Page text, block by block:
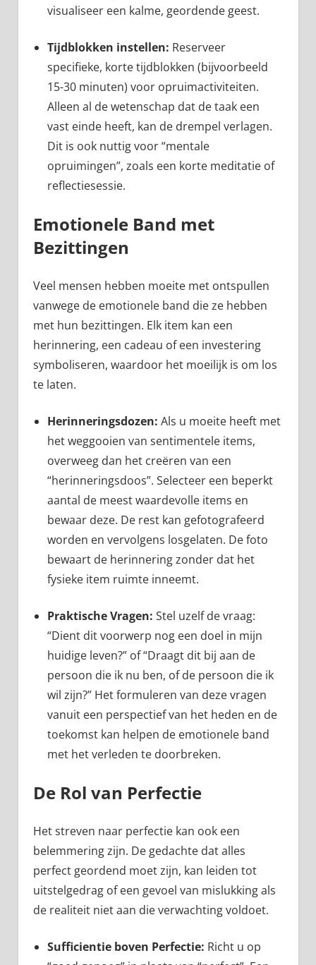
visualiseer een kalme, geordende geest.
Tijdblokken instellen: Reserveer
specifieke, korte tijdblokken (bijvoorbeeld
15-30 minuten) voor opruimactiviteiten.
Alleen al de wetenschap dat de taak een
vast einde heeft, kan de drempel verlagen.
Dit is ook nuttig voor “mentale
opruimingen”, zoals een korte meditatie of
reflectiesessie.
Emotionele Band met
Bezittingen
Veel mensen hebben moeite met ontspullen
vanwege de emotionele band die ze hebben
met hun bezittingen. Elk item kan een
herinnering, een cadeau of een investering
symboliseren, waardoor het moeilijk is om los
te laten.
Herinneringsdozen: Als u moeite heeft met
het weggooien van sentimentele items,
overweeg dan het creëren van een
“herinneringsdoos”. Selecteer een beperkt
aantal de meest waardevolle items en
bewaar deze. De rest kan gefotografeerd
worden en vervolgens losgelaten. De foto
bewaart de herinnering zonder dat het
fysieke item ruimte inneemt.
Praktische Vragen: Stel uzelf de vraag:
“Dient dit voorwerp nog een doel in mijn
huidige leven?” of “Draagt dit bij aan de
persoon die ik nu ben, of de persoon die ik
wil zijn?” Het formuleren van deze vragen
vanuit een perspectief van het heden en de
toekomst kan helpen de emotionele band
met het verleden te doorbreken.
De Rol van Perfectie
Het streven naar perfectie kan ook een
belemmering zijn. De gedachte dat alles
perfect geordend moet zijn, kan leiden tot
uitstelgedrag of een gevoel van mislukking als
de realiteit niet aan die verwachting voldoet.
Sufficientie boven Perfectie: Richt u op